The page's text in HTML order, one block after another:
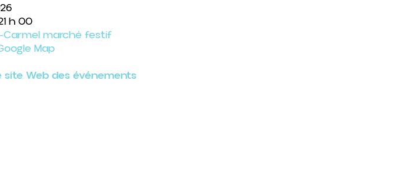
h 00
Carmel marché festif
Map
site Web des événements